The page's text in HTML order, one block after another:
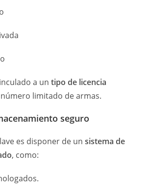
a untipo de licencia
limitado de armas.
seguro
es disponer de unsistema de
, como: